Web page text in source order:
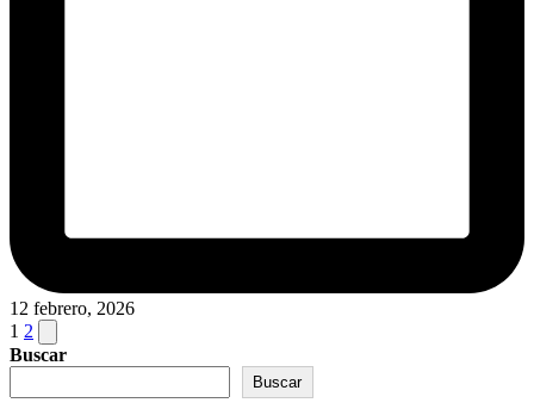
12 febrero, 2026
Paginación
de
entradas
1 2 Next
page
Buscar
Buscar